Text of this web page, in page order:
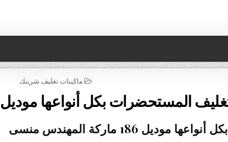
POSTED IN
ماكينات تغليف شرينك
المستحضرات بكل أنواعها موديل 186 ماركة المهندس منسى
186 ماركة المهندس منسى